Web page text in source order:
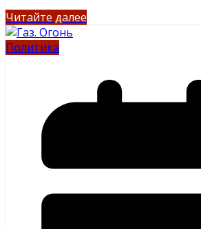
Читайте далее
Политика